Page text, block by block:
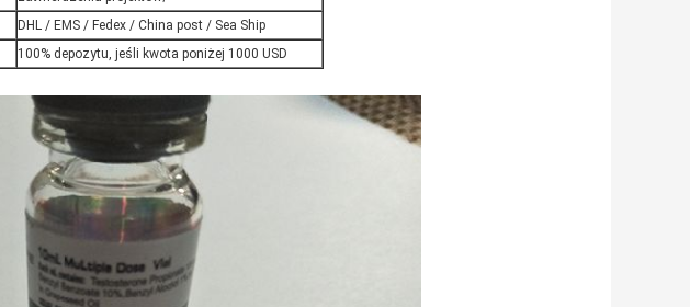
DHL / EMS / Fedex / China post / Sea Ship
100% depozytu, jeśli kwota poniżej 1000 USD